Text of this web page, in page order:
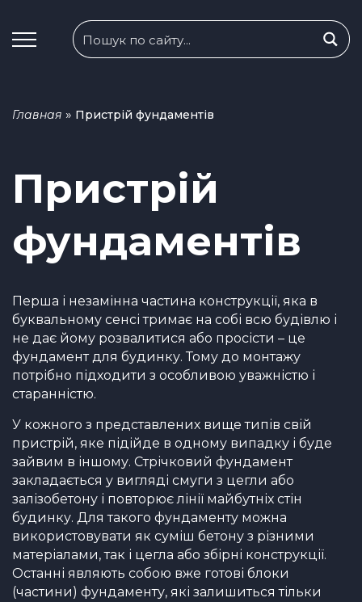
Главная » Пристрій фундаментів
Пристрій
фундаментів
Перша і незамінна частина конструкції, яка в
буквальному сенсі тримає на собі всю будівлю і
не дає йому розвалитися або просісти – це
фундамент для будинку. Тому до монтажу
потрібно підходити з особливою уважністю і
старанністю.
У кожного з представлених вище типів свій
пристрій, яке підійде в одному випадку і буде
зайвим в іншому. Стрічковий фундамент
закладається у вигляді смуги з цегли або
залізобетону і повторює лінії майбутніх стін
будинку. Для такого фундаменту можна
використовувати як суміш бетону з різними
матеріалами, так і цегла або збірні конструкції.
Останні являють собою вже готові блоки
(частини) фундаменту, які залишиться тільки